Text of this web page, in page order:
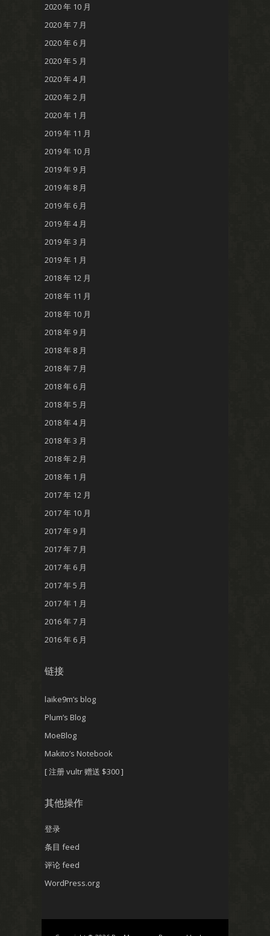
2020 年 10 月
2020 年 7 月
2020 年 6 月
2020 年 5 月
2020 年 4 月
2020 年 2 月
2020 年 1 月
2019 年 11 月
2019 年 10 月
2019 年 9 月
2019 年 8 月
2019 年 6 月
2019 年 4 月
2019 年 3 月
2019 年 1 月
2018 年 12 月
2018 年 11 月
2018 年 10 月
2018 年 9 月
2018 年 8 月
2018 年 7 月
2018 年 6 月
2018 年 5 月
2018 年 4 月
2018 年 3 月
2018 年 2 月
2018 年 1 月
2017 年 12 月
2017 年 10 月
2017 年 9 月
2017 年 7 月
2017 年 6 月
2017 年 5 月
2017 年 1 月
2016 年 7 月
2016 年 6 月
链接
laike9m’s blog
Plum’s Blog
MoeBlog
Makito’s Notebook
[ 注册 vultr 赠送 $300 ]
其他操作
登录
条目 feed
评论 feed
WordPress.org